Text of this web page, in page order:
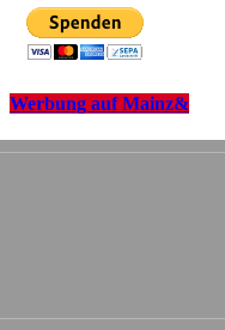
Werbung auf Mainz&